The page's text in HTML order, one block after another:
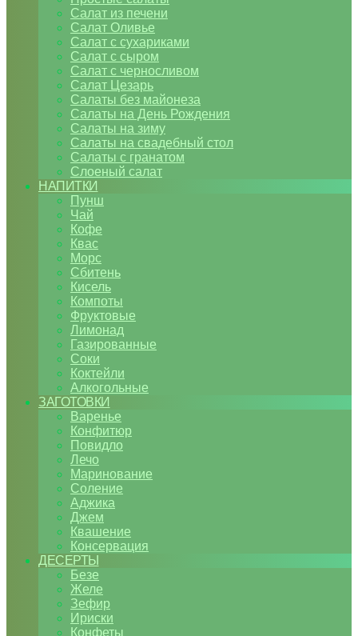
Салат из печени
Салат Оливье
Салат с сухариками
Салат с сыром
Салат с черносливом
Салат Цезарь
Салаты без майонеза
Салаты на День Рождения
Салаты на зиму
Салаты на свадебный стол
Салаты с гранатом
Слоеный салат
НАПИТКИ
Пунш
Чай
Кофе
Квас
Морс
Сбитень
Кисель
Компоты
Фруктовые
Лимонад
Газированные
Соки
Коктейли
Алкогольные
ЗАГОТОВКИ
Варенье
Конфитюр
Повидло
Лечо
Маринование
Соление
Аджика
Джем
Квашение
Консервация
ДЕСЕРТЫ
Безе
Желе
Зефир
Ириски
Конфеты